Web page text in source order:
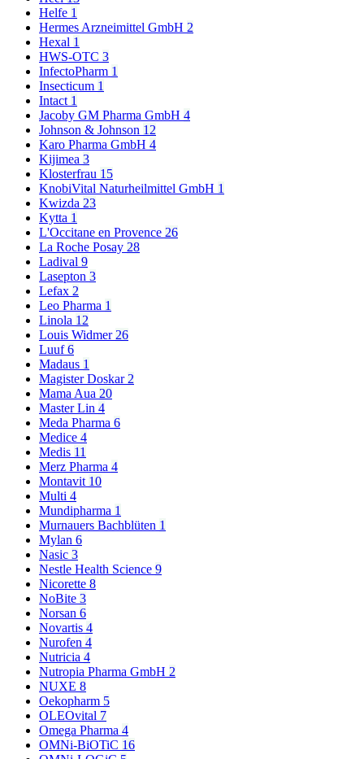
Helfe 1
Hermes Arzneimittel GmbH 2
Hexal 1
HWS-OTC 3
InfectoPharm 1
Insecticum 1
Intact 1
Jacoby GM Pharma GmbH 4
Johnson & Johnson 12
Karo Pharma GmbH 4
Kijimea 3
Klosterfrau 15
KnobiVital Naturheilmittel GmbH 1
Kwizda 23
Kytta 1
L'Occitane en Provence 26
La Roche Posay 28
Ladival 9
Lasepton 3
Lefax 2
Leo Pharma 1
Linola 12
Louis Widmer 26
Luuf6
Madaus 1
Magister Doskar 2
Mama Aua 20
Master Lin 4
Meda Pharma 6
Medice 4
Medis 11
Merz Pharma 4
Montavit 10
Multi 4
Mundipharma 1
Murnauers Bachblüten 1
Mylan 6
Nasic 3
Nestle Health Science 9
Nicorette 8
NoBite 3
Norsan 6
Novartis 4
Nurofen 4
Nutricia 4
Nutropia Pharma GmbH 2
NUXE 8
Oekopharm 5
OLEOvital 7
Omega Pharma 4
OMNi-BiOTiC 16